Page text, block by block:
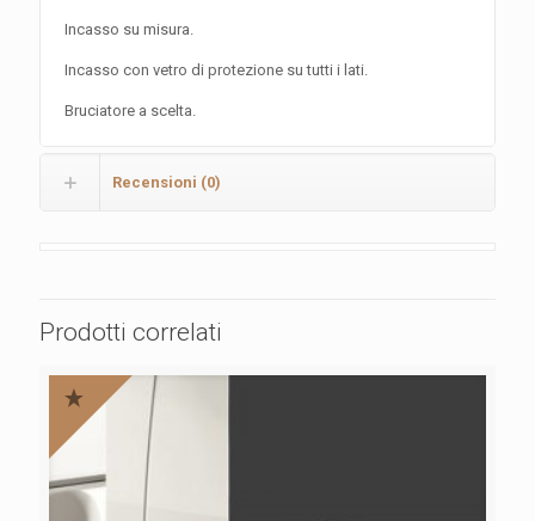
Incasso su misura.
Incasso con vetro di protezione su tutti i lati.
Bruciatore a scelta.
Recensioni (0)
Prodotti correlati